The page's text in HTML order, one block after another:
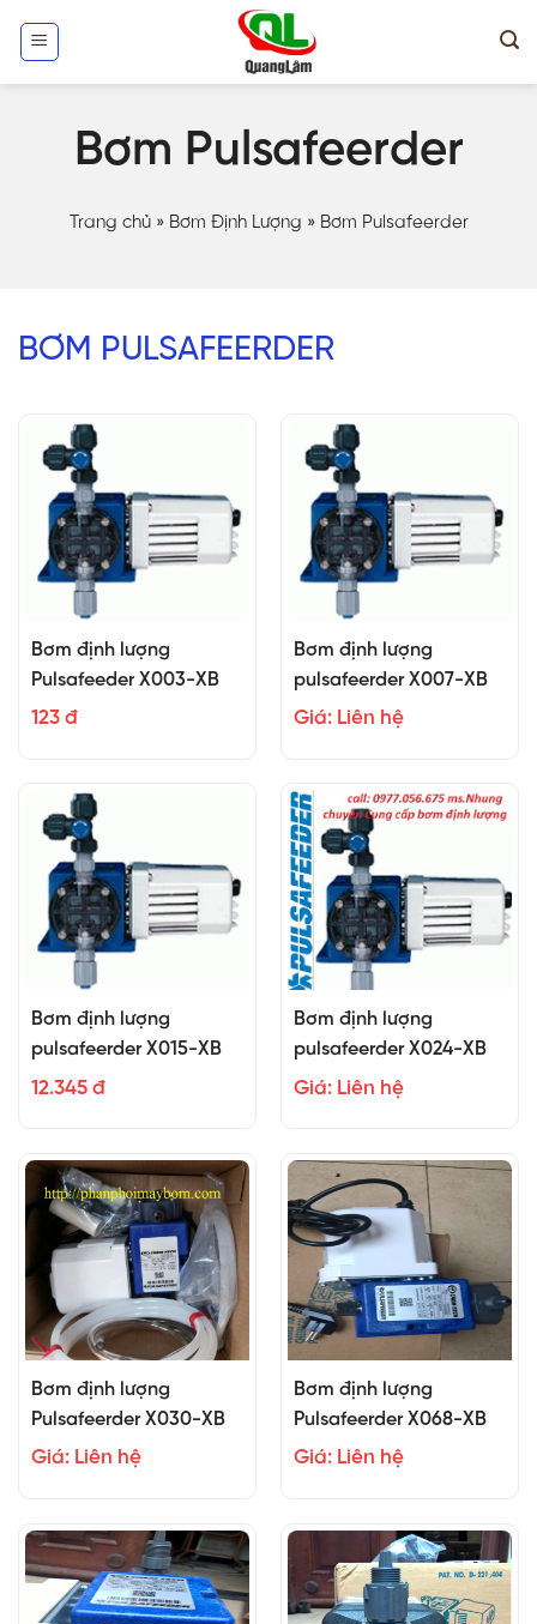
Bơm Pulsafeerder
Trang chủ» Bơm Định Lượng » Bơm Pulsafeerder
BƠM PULSAFEERDER
Bơm định lượng
Pulsafeeder X003-XB
123 đ
Bơm định lượng
pulsafeerder X007-XB
Giá: Liên hệ
Bơm định lượng
pulsafeerder X015-XB
12.345 đ
Bơm định lượng
pulsafeerder X024-XB
Giá: Liên hệ
Bơm định lượng
Pulsafeerder X030-XB
Giá: Liên hệ
Bơm định lượng
Pulsafeerder X068-XB
Giá: Liên hệ